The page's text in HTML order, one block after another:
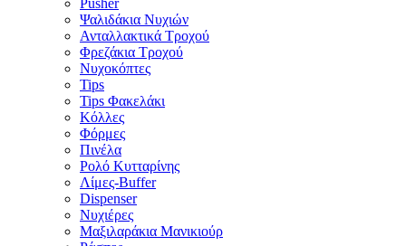
Pusher
Ψαλιδάκια Νυχιών
Ανταλλακτικά Τροχού
Φρεζάκια Τροχού
Νυχοκόπτες
Tips
Tips Φακελάκι
Κόλλες
Φόρμες
Πινέλα
Ρολό Κυτταρίνης
Λίμες-Buffer
Dispenser
Νυχιέρες
Μαξιλαράκια Μανικιούρ